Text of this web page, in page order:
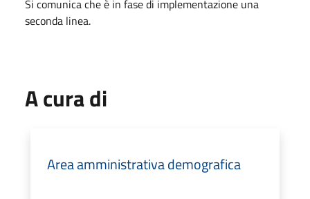
Si comunica che è in fase di implementazione una
seconda linea.
A cura di
Area amministrativa demografica